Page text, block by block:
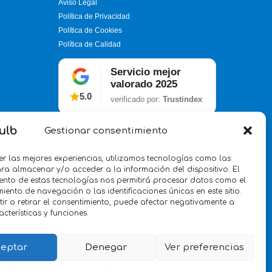
Gestionar consentimiento
las mejores experiencias, utilizamos tecnologías como las
almacenar y/o acceder a la información del dispositivo. El
de estas tecnologías nos permitirá procesar datos como el
de navegación o las identificaciones únicas en este sitio.
o retirar el consentimiento, puede afectar negativamente a
y funciones.
Denegar Ver preferencias
Aviso Legal
Política de Privacidad
Política de Cookies
Política de Calidad
5.0
Servicio mejor
valorado 2025
verificado por: Trustindex